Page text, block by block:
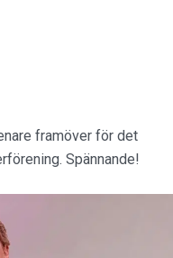
framöver för det
Spännande!